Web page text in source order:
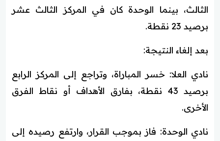
الثالث، بينما الوحدة كان في المركز الثالث عشر
برصيد 23 نقطة.
بعد إلغاء النتيجة:
نادي العلا: خسر المباراة، وتراجع إلى المركز الرابع
برصيد 43 نقطة، بفارق الأهداف أو نقاط الفرق
الأخرى.
نادي الوحدة: فاز بموجب القرار، وارتفع رصيده إلى